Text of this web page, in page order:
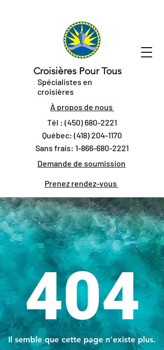
Croisières Pour Tous
Spécialistes en
croisières
À propos de nous
Tél : (450) 680-2221
Québec: (418) 204-1170
Sans frais: 1-866-680-2221
Demande de soumission
Prenez rendez-vous
404
Il semble que cette page n'existe plus.